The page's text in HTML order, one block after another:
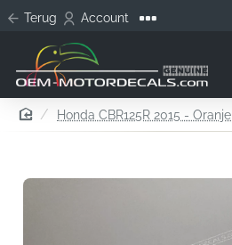
Terug Account
homeHonda CBR125R 2015 - Oranje